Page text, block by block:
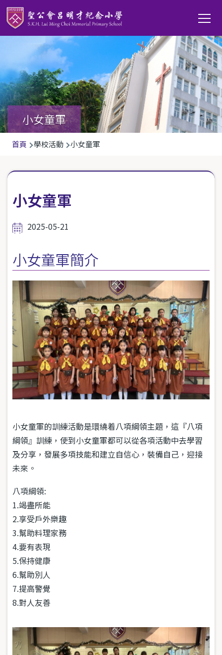
移至主內容
Main
小女童軍
導
連
結
首頁 學校活動 小女童軍
小女童軍
2025-05-21
小女童軍簡介
小女童軍的訓練活動是環繞着八項綱領主題，這『八項
綱領』訓練，使到小女童軍都可以從各項活動中去學習
及分享，發展多項技能和建立自信心，裝備自己，迎接
未來。
八項綱領:
1.竭盡所能
2.享受戶外樂趣
3.幫助料理家務
4.要有表現
5.保持健康
6.幫助別人
7.提高警覺
8.對人友善